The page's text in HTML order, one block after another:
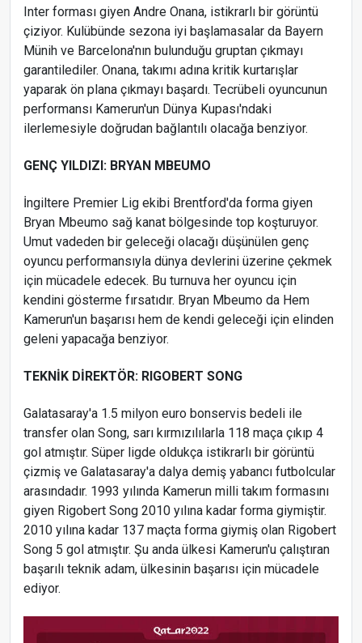
Inter forması giyen Andre Onana, istikrarlı bir görüntü
çiziyor. Kulübünde sezona iyi başlamasalar da Bayern
Münih ve Barcelona'nın bulunduğu gruptan çıkmayı
garantilediler. Onana, takımı adına kritik kurtarışlar
yaparak ön plana çıkmayı başardı. Tecrübeli oyuncunun
performansı Kamerun'un Dünya Kupası'ndaki
ilerlemesiyle doğrudan bağlantılı olacağa benziyor.
GENÇ YILDIZI: BRYAN MBEUMO
İngiltere Premier Lig ekibi Brentford'da forma giyen
Bryan Mbeumo sağ kanat bölgesinde top koşturuyor.
Umut vadeden bir geleceği olacağı düşünülen genç
oyuncu performansıyla dünya devlerini üzerine çekmek
için mücadele edecek. Bu turnuva her oyuncu için
kendini gösterme fırsatıdır. Bryan Mbeumo da Hem
Kamerun'un başarısı hem de kendi geleceği için elinden
geleni yapacağa benziyor.
TEKNİK DİREKTÖR: RIGOBERT SONG
Galatasaray'a 1.5 milyon euro bonservis bedeli ile
transfer olan Song, sarı kırmızılılarla 118 maça çıkıp 4
gol atmıştır. Süper ligde oldukça istikrarlı bir görüntü
çizmiş ve Galatasaray'a dalya demiş yabancı futbolcular
arasındadır. 1993 yılında Kamerun milli takım formasını
giyen Rigobert Song 2010 yılına kadar forma giymiştir.
2010 yılına kadar 137 maçta forma giymiş olan Rigobert
Song 5 gol atmıştır. Şu anda ülkesi Kamerun'u çalıştıran
başarılı teknik adam, ülkesinin başarısı için mücadele
ediyor.